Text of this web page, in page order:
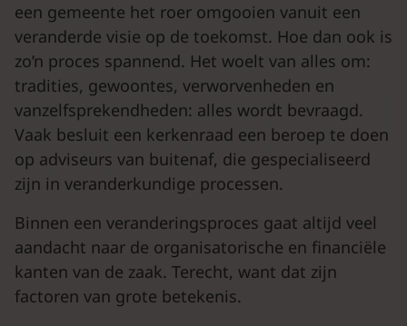
een gemeente het roer omgooien vanuit een
veranderde visie op de toekomst. Hoe dan ook is
zo’n proces spannend. Het woelt van alles om:
tradities, gewoontes, verworvenheden en
vanzelfsprekendheden: alles wordt bevraagd.
Vaak besluit een kerkenraad een beroep te doen
op adviseurs van buitenaf, die gespecialiseerd
zijn in veranderkundige processen.
Binnen een veranderingsproces gaat altijd veel
aandacht naar de organisatorische en financiële
kanten van de zaak. Terecht, want dat zijn
factoren van grote betekenis.